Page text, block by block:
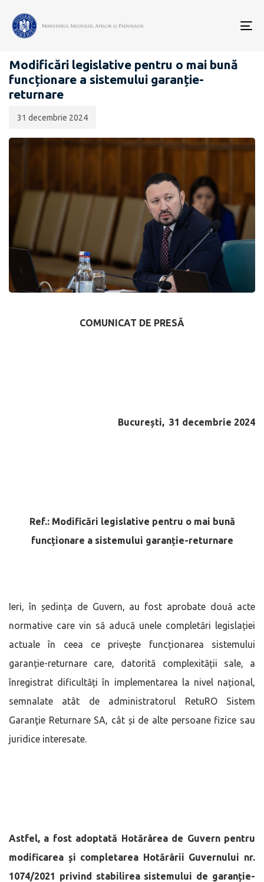
COMUNICATE DE PRESĂ
Modificări legislative pentru o mai bună
funcționare a sistemului garanție-
returnare
publicării:
31 decembrie 2024
COMUNICAT DE PRESĂ
București, 31 decembrie 2024
Ref.: Modificări legislative pentru o mai bună
funcționare a sistemului garanție-returnare
Ieri, în ședința de Guvern, au fost aprobate două acte
normative care vin să aducă unele completări legislației
actuale în ceea ce privește funcționarea sistemului
garanție-returnare care, datorită complexității sale, a
înregistrat dificultăți în implementarea la nivel național,
semnalate atât de administratorul RetuRO Sistem
Garanţie Returnare SA, cât și de alte persoane fizice sau
juridice interesate.
Astfel, a fost adoptată Hotărârea de Guvern pentru
modificarea și completarea Hotărârii Guvernului nr.
1074/2021 privind stabilirea sistemului de garanție-